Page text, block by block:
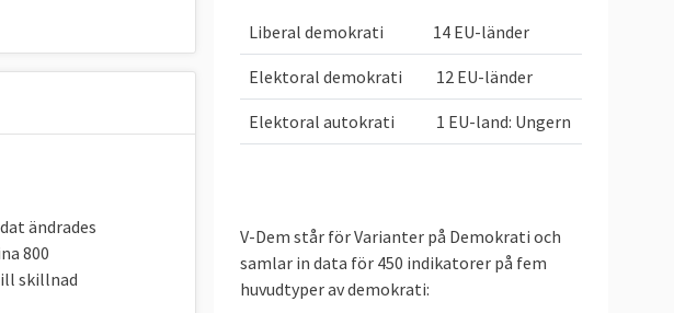
ändrades
800
skillnad
Liberal demokrati
14 EU-länder
Elektoral demokrati 12 EU-länder
Elektoral autokrati 1 EU-land: Ungern
V-Dem står för Varianter på Demokrati och
samlar in data för 450 indikatorer på fem
huvudtyper av demokrati: